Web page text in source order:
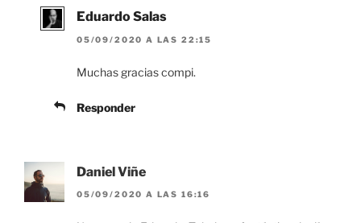
Eduardo Salas
05/09/2020 A LAS 22:15
Muchas gracias compi.
Responder
Daniel Viñe
05/09/2020 A LAS 16:16